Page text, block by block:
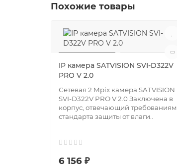
Похожие товары
IP камера SATVISION SVI-D322V
PRO V 2.0
Сетевая 2 Mpix камера SATVISION
SVI-D322V PRO V 2.0 Заключена в
корпус, отвечающий требованиям
стандарта защиты от влаги..
6 156 ₽